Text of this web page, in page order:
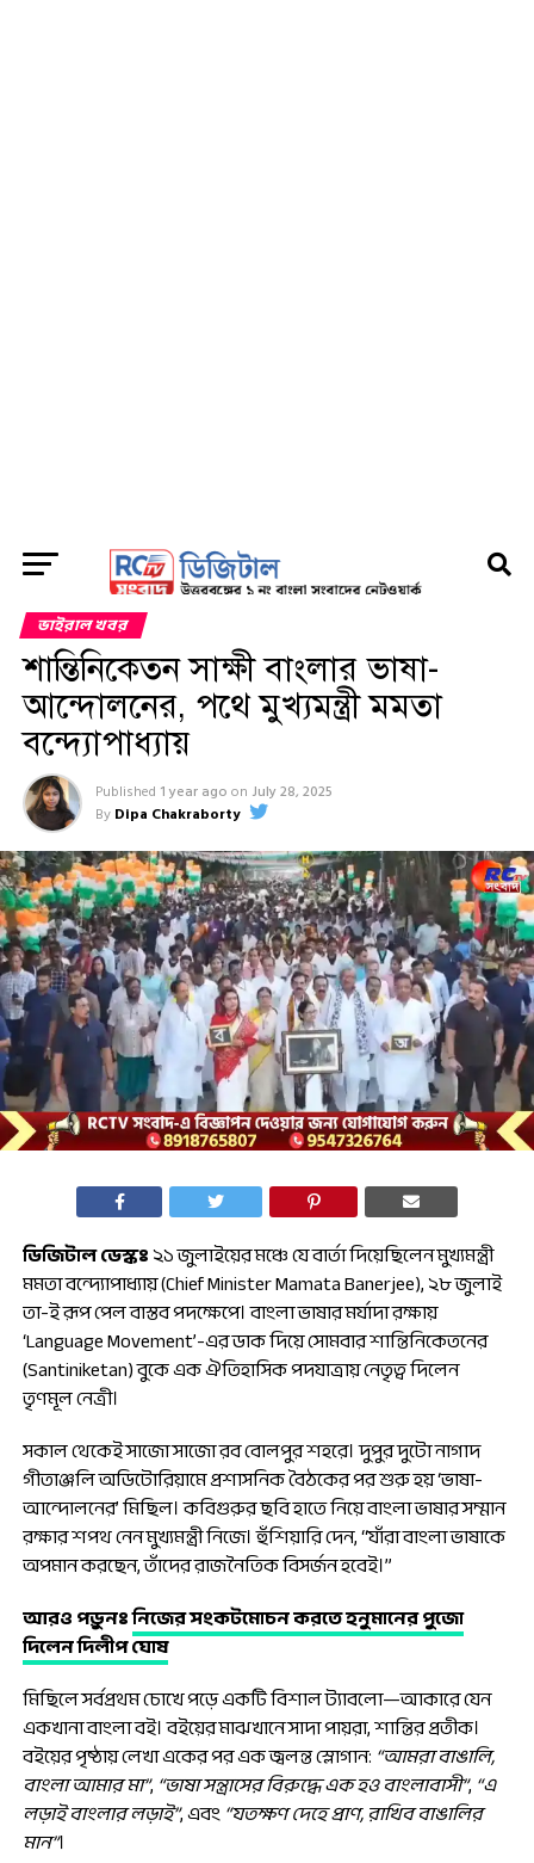
ভাইরাল খবর
শান্তিনিকেতন সাক্ষী বাংলার ভাষা-
আন্দোলনের, পথে মুখ্যমন্ত্রী মমতা
বন্দ্যোপাধ্যায়
Published 1 year ago on July 28, 2025
By Dipa Chakraborty
ডিজিটাল ডেস্কঃ২১ জুলাইয়ের মঞ্চে যে বার্তা দিয়েছিলেন মুখ্যমন্ত্রী
মমতা বন্দ্যোপাধ্যায় (Chief Minister Mamata Banerjee), ২৮ জুলাই
তা-ই রূপ পেল বাস্তব পদক্ষেপে। বাংলা ভাষার মর্যাদা রক্ষায়
‘Language Movement’-এর ডাক দিয়ে সোমবার শান্তিনিকেতনের
(Santiniketan) বুকে এক ঐতিহাসিক পদযাত্রায় নেতৃত্ব দিলেন
তৃণমূল নেত্রী।
সকাল থেকেই সাজো সাজো রব বোলপুর শহরে। দুপুর দুটো নাগাদ
গীতাঞ্জলি অডিটোরিয়ামে প্রশাসনিক বৈঠকের পর শুরু হয় ‘ভাষা-
আন্দোলনের’ মিছিল। কবিগুরুর ছবি হাতে নিয়ে বাংলা ভাষার সম্মান
রক্ষার শপথ নেন মুখ্যমন্ত্রী নিজে। হুঁশিয়ারি দেন, “যাঁরা বাংলা ভাষাকে
অপমান করছেন, তাঁদের রাজনৈতিক বিসর্জন হবেই।”
আরও পড়ুনঃনিজের সংকটমোচন করতে হনুমানের পুজো
দিলেন দিলীপ ঘোষ
মিছিলে সর্বপ্রথম চোখে পড়ে একটি বিশাল ট্যাবলো—আকারে যেন
একখানা বাংলা বই। বইয়ের মাঝখানে সাদা পায়রা, শান্তির প্রতীক।
বইয়ের পৃষ্ঠায় লেখা একের পর এক জ্বলন্ত স্লোগান: “আমরা বাঙালি,
বাংলা আমার মা”, “ভাষা সন্ত্রাসের বিরুদ্ধে এক হও বাংলাবাসী”, “এ
লড়াই বাংলার লড়াই”, এবং“যতক্ষণ দেহে প্রাণ, রাখিব বাঙালির
মান”।